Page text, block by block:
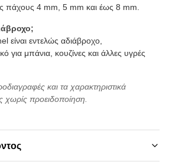
πάχους 4 mm, 5 mm και έως 8 mm.
είναι εντελώς αδιάβροχο,
για μπάνια, κουζίνες και άλλες υγρές
και τα χαρακτηριστικά
χωρίς προειδοποίηση.